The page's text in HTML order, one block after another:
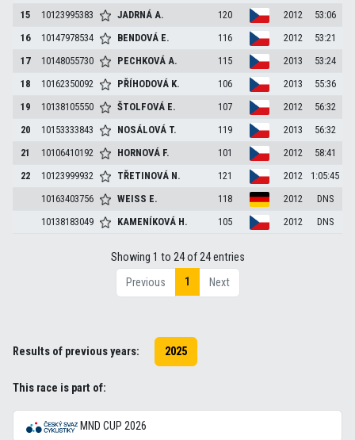
15
10123995383 JADRNÁA. 120 2012
53:06
16
10147978534 BENDOVÁ E. 116 2012
53:21
17
10148055730 PECHKOVÁA. 115 2013
53:24
18
10162350092 PŘÍHODOVÁ K. 106 2013
55:36
19
10138105550 ŠTOLFOVÁ E. 107 2012
56:32
20
10153333843 NOSÁLOVÁ T. 119 2013
56:32
21
10106410192 HORNOVÁ F. 101 2012
58:41
22
10123999932 TŘETINOVÁ N. 121 2012
1:05:45
10163403756
WEISS E. 118 2012
DNS
10138183049
KAMENÍKOVÁ H. 105 2012 DNS
Showing 1 to 24 of 24 entries
Previous
1 Next
Results of previous years: 2025
This race is part of:
MND CUP 2026